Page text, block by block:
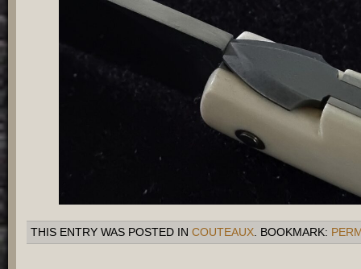
THIS ENTRY WAS POSTED IN COUTEAUX . BOOKMARK: